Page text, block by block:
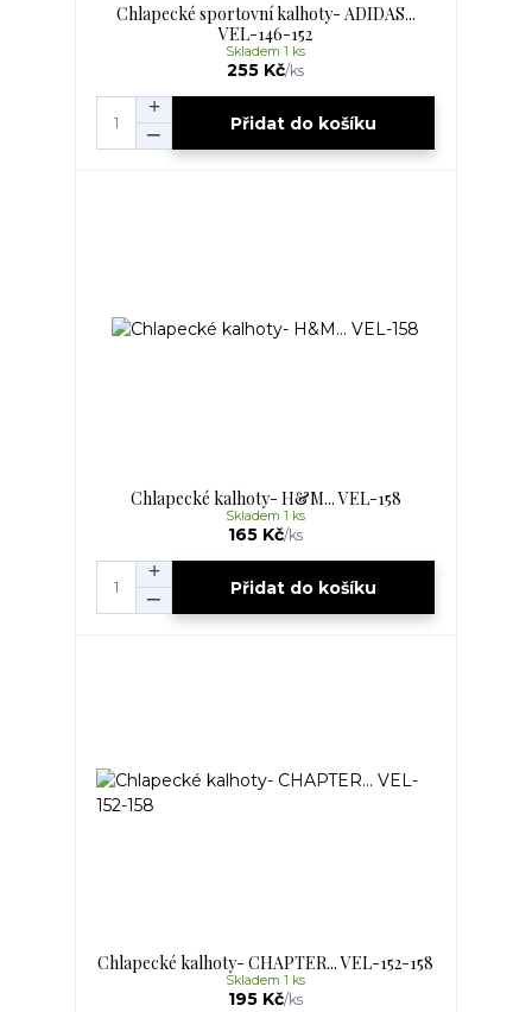
Chlapecké sportovní kalhoty- ADIDAS...
VEL-146-152
255 Kč/ks
Skladem 1 ks
Přidat do košíku
Chlapecké kalhoty- H&M... VEL-158
165 Kč/ks
Skladem 1 ks
Přidat do košíku
Chlapecké kalhoty- CHAPTER... VEL-152-158
195 Kč/ks
Skladem 1 ks